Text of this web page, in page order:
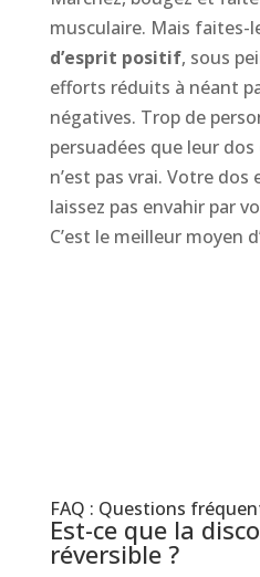
musculaire. Mais faites-
d’esprit positif, sous
efforts réduits à néant
négatives. Trop de
persuadées que leur
n’est pas vrai. Votre dos
laissez pas envahir par
C’est le meilleur moyen
FAQ : Questions
Est-ce que la
réversible ?